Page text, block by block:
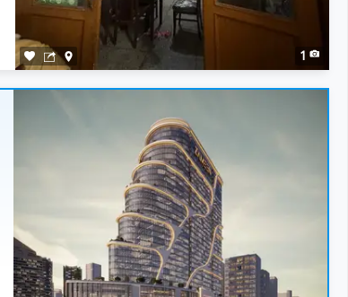
1
کمرشل
5.33 کروڑ
2 مرلہ
-2.6 مرلہ